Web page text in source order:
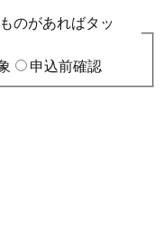
のがあればタッ
申込前確認